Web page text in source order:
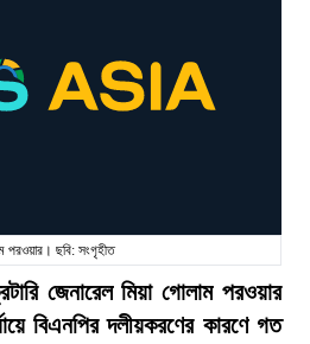
পরওয়ার। ছবি: সংগৃহীত
জেনারেল মিয়া গোলাম পরওয়ার
বিএনপির দলীয়করণের কারণে গত